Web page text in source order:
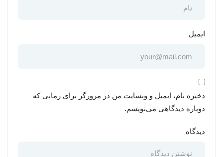
ایمیل
ذخیره نام، ایمیل و وبسایت من در مرورگر برای زمانی که
دوباره دیدگاهی می‌نویسم.
دیدگاه